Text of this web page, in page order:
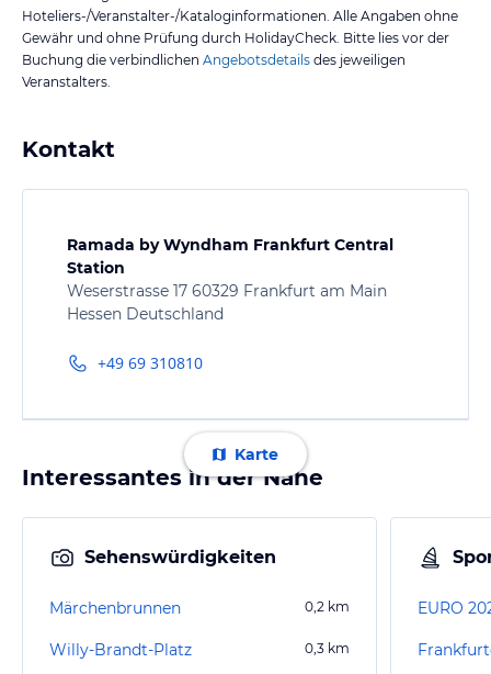
Hoteliers-/Veranstalter-/Kataloginformationen. Alle Angaben ohne
Gewähr und ohne Prüfung durch HolidayCheck. Bitte lies vor der
Buchung die verbindlichen Angebotsdetails des jeweiligen
Veranstalters.
Kontakt
Ramada by Wyndham Frankfurt Central
Station
Weserstrasse 17 60329 Frankfurt am Main
Hessen Deutschland
+49 69 310810
Karte
Interessantes in der Nähe
Sehenswürdigkeiten
Märchenbrunnen 0,2 km
Willy-Brandt-Platz 0,3 km
EURO